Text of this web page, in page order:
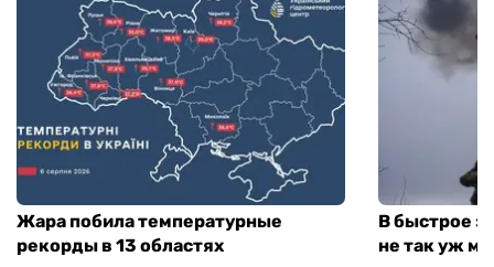
Жара побила температурные
рекорды в 13 областях
В быстрое
не так уж